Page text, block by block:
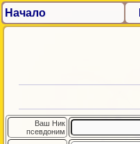
Начало
Ваш Ник
псевдоним